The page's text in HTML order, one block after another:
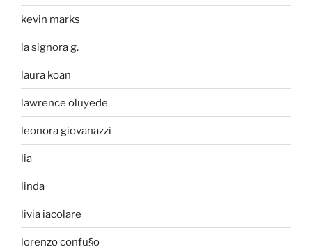
kevin marks
la signora g.
laura koan
lawrence oluyede
leonora giovanazzi
lia
linda
livia iacolare
lorenzo confu§o